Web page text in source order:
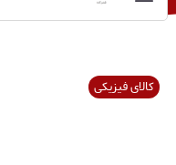
کالای فیزیکی